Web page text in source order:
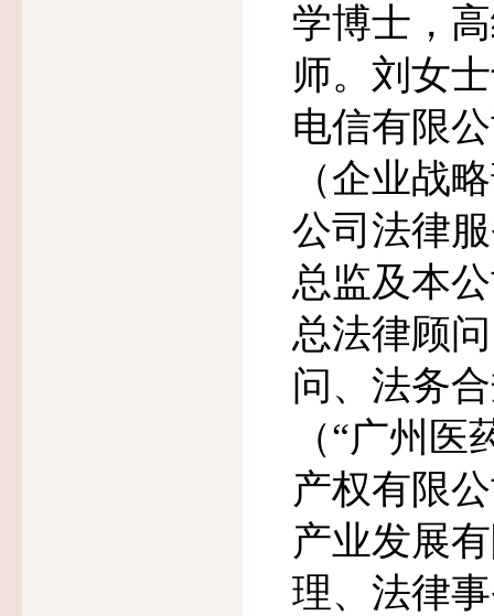
学博士，
师。刘女
电信有限
（企业战
公司法律
总监及本
总法律顾
问、法务
（“广州医
产权有限
产业发展
理、法律